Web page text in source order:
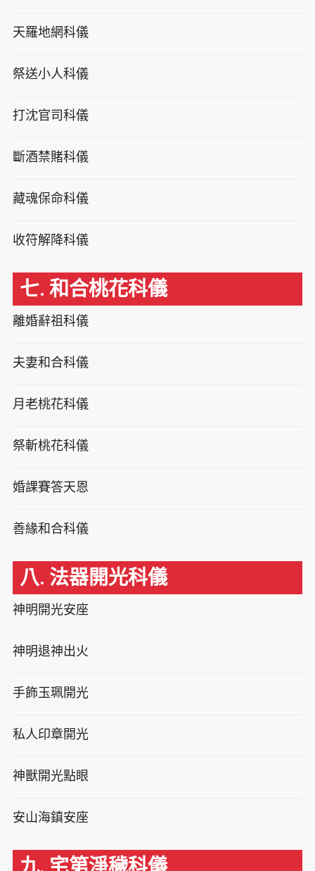
天羅地網科儀
祭送小人科儀
打沈官司科儀
斷酒禁賭科儀
藏魂保命科儀
收符解降科儀
七. 和合桃花科儀
離婚辭祖科儀
夫妻和合科儀
月老桃花科儀
祭斬桃花科儀
婚課賽答天恩
善緣和合科儀
八. 法器開光科儀
神明開光安座
神明退神出火
手飾玉珮開光
私人印章開光
神獸開光點眼
安山海鎮安座